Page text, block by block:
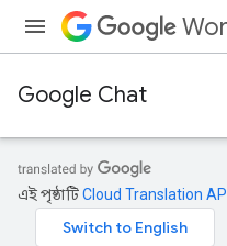
Google Chat
এই পৃষ্ঠাটিCloud Translation API